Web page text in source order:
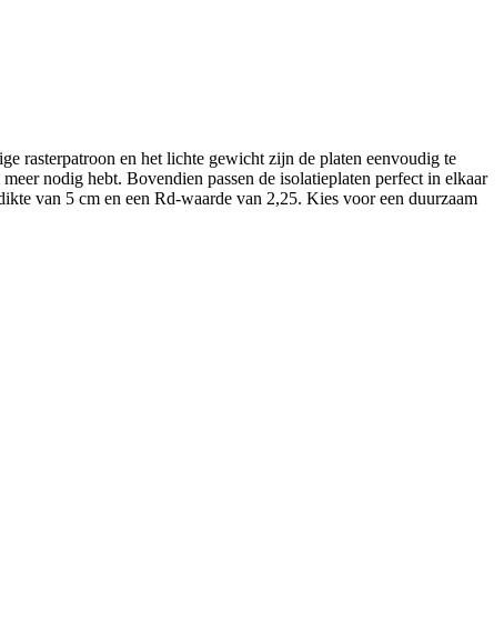
rasterpatroon en het lichte gewicht zijn de platen eenvoudig te
nodig hebt. Bovendien passen de isolatieplaten perfect in elkaar
van 5 cm en een Rd-waarde van 2,25. Kies voor een duurzaam